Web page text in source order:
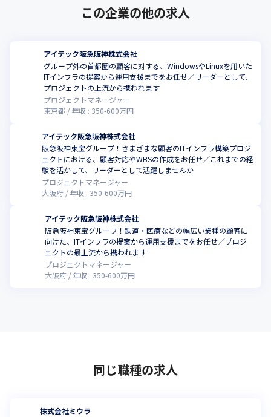
この企業の他の求人
アイテック阪急阪神株式会社
グループ外の首都圏の顧客に対する、WindowsやLinuxを用いた
ITインフラの提案から運用支援までをお任せ／リーダーとして、
プロジェクトの上流から携われます
プロジェクトマネージャー
東京都
年収 : 350-600万円
アイテック阪急阪神株式会社
阪急阪神東宝グループ！さまざまな顧客のITインフラ構築プロジ
ェクトにおける、顧客対応やWBSの作成をお任せ／これまでの経
験を活かして、リーダーとして活躍しませんか
プロジェクトマネージャー
大阪府
年収 : 350-600万円
アイテック阪急阪神株式会社
阪急阪神東宝グループ！鉄道・医療などの幅広い業種の顧客に
向けた、ITインフラの提案から運用支援までをお任せ／プロジ
ェクトの最上流から携われます
プロジェクトマネージャー
大阪府
年収 : 350-600万円
同じ職種の求人
株式会社ミウラ